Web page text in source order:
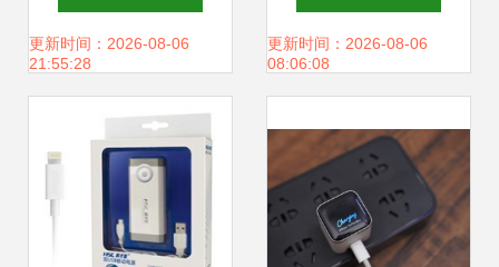
雷电动车充电器锂
电池充电器
更新时间：2026-08-06
21:55:28
间推迟，用户需自
更新时间：2026-08-06
08:06:08